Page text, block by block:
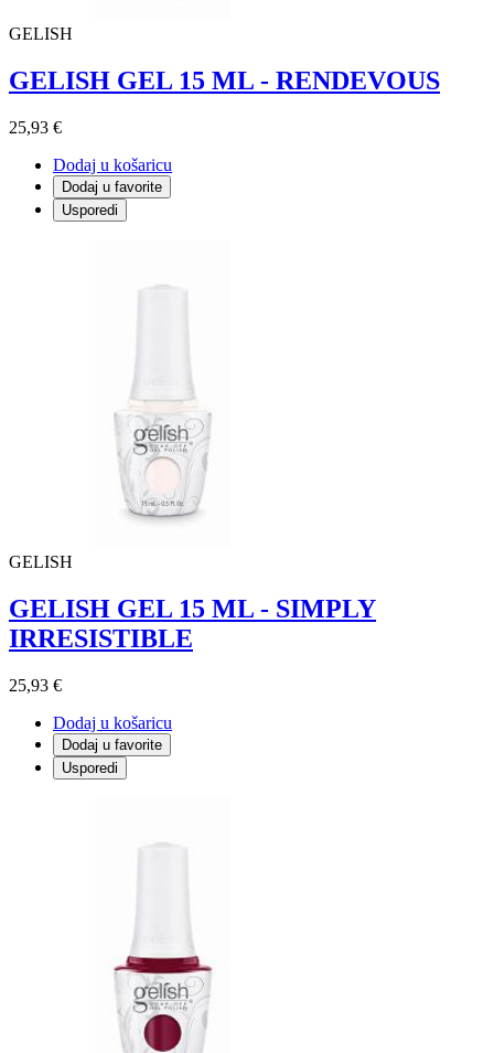
GELISH
GELISH GEL 15 ML - RENDEVOUS
25,93 €
Dodaj u košaricu
Dodaj u favorite
Usporedi
GELISH
GELISH GEL 15 ML - SIMPLY
IRRESISTIBLE
25,93 €
Dodaj u košaricu
Dodaj u favorite
Usporedi